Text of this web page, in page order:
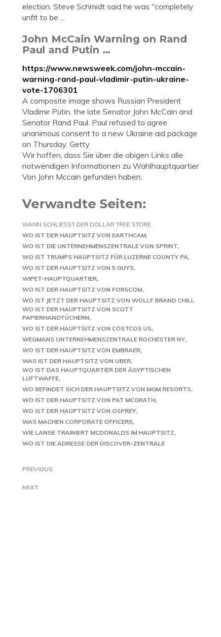
election. Steve Schmidt said he was "completely
unfit to be ...
John McCain Warning on Rand
Paul and Putin …
https://www.newsweek.com/john-mccain-
warning-rand-paul-vladimir-putin-ukraine-
vote-1706301
A composite image shows Russian President
Vladimir Putin, the late Senator John McCain and
Senator Rand Paul. Paul refused to agree
unanimous consent to a new Ukraine aid package
on Thursday. Getty
Wir hoffen, dass Sie über die obigen Links alle
notwendigen Informationen zu Wahlhauptquartier
Von John Mccain gefunden haben.
Verwandte Seiten:
WANN SCHLIESST DER DOLLAR TREE STORE
WO IST DER HAUPTSITZ VON EARTHCAM
WO IST DIE UNTERNEHMENSZENTRALE VON SPRINT
WO IST TRUMPS HAUPTSITZ FÜR LUZERNE COUNTY PA
WO IST DER HAUPTSITZ VON 5 GUYS
WIPET-HAUPTQUARTIER
WO IST DER HAUPTSITZ VON FORSCOM
WO IST JETZT DER HAUPTSITZ VON WOLLF BRAND CHILI
WO IST DER HAUPTSITZ VON SCOTT
PAPIERHANDTÜCHERN
WO IST DER HAUPTSITZ VON COSTCOS US
WEGMANS UNTERNEHMENSZENTRALE ROCHESTER NY
WO IST DER HAUPTSITZ VON EMBRAER
WAS IST DER HAUPTSITZ VON UBER
WO IST DAS HAUPTQUARTIER DER ÄGYPTISCHEN
LUFTWAFFE
WO BEFINDET SICH DER HAUPTSITZ VON MGM RESORTS
WO IST DER HAUPTSITZ VON PAT MCGRATH
WO IST DER HAUPTSITZ VON OSPREY
WAS MACHEN CORPORATE OFFICERS
WIE LANGE TRAINIERT MCDONALDS IM HAUPTSITZ
WO IST DIE ADRESSE DER DISCOVER-ZENTRALE
PREVIOUS
NEXT